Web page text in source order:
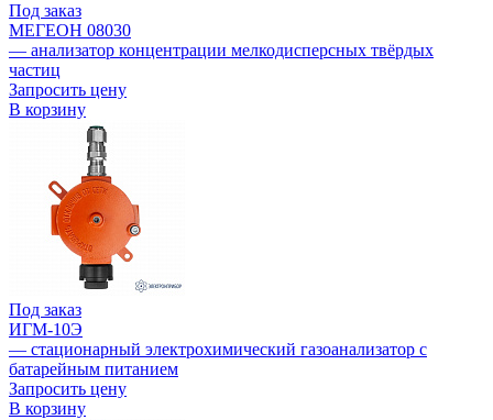
Под заказ
МЕГЕОН 08030
— анализатор концентрации мелкодисперсных твёрдых
частиц
Запросить цену
В корзину
Под заказ
ИГМ-10Э
— стационарный электрохимический газоанализатор с
батарейным питанием
Запросить цену
В корзину